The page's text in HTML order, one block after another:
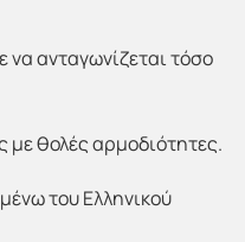
ανταγωνίζεται τόσο
με θολές αρμοδιότητες.
του Ελληνικού